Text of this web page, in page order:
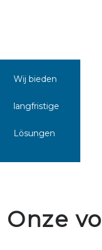
Wij bieden
langfristige
Lösungen
Onze